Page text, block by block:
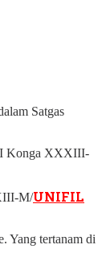
Satgas
Konga XXXIII-
M/UNIFIL
Yang tertanam di